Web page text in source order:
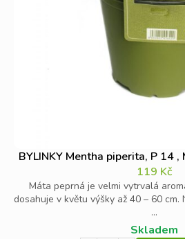
BYLINKY Mentha piperita, P 14 ,
119 Kč
Máta peprná je velmi vytrvalá
dosahuje v květu výšky až 40 – 60
...
Skladem